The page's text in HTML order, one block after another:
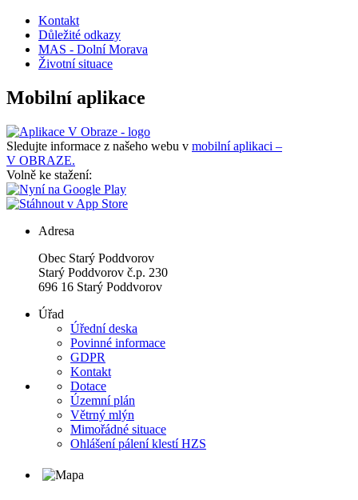
Kontakt
Důležité odkazy
MAS - Dolní Morava
Životní situace
Mobilní aplikace
Sledujte informace z našeho webu v mobilní aplikaci –
V OBRAZE.
Volně ke stažení:
Adresa
Obec Starý Poddvorov
Starý Poddvorov č.p. 230
696 16 Starý Poddvorov
Úřad
Úřední deska
Povinné informace
GDPR
Kontakt
Dotace
Územní plán
Větrný mlýn
Mimořádné situace
Ohlášení pálení klestí HZS